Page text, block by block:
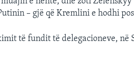
– gjë që Kremlini e hodhi
të fundit të delegacioneve, në